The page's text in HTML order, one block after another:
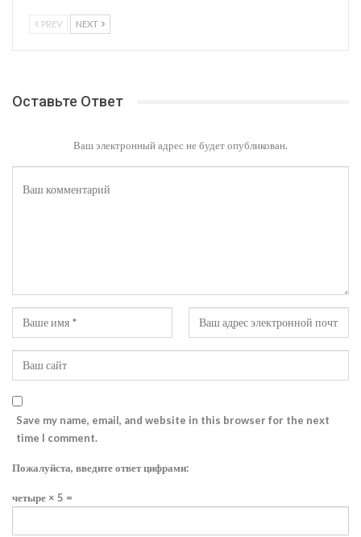
PREV NEXT
Оставьте Ответ
Ваш электронный адрес не будет опубликован.
Save my name, email, and website in this browser for the next
time I comment.
Пожалуйста, введите ответ цифрами:
четыре × 5 =